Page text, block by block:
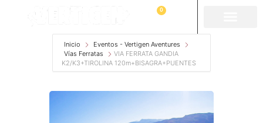
0
Inicio
Eventos - Vertigen Aventures
Vías Ferratas
VIA FERRATA GANDIA
K2/K3+TIROLINA 120m+BISAGRA+PUENTES